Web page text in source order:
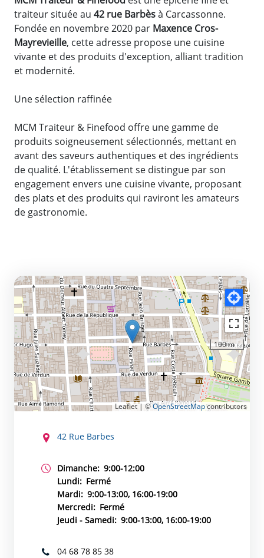
traiteur située au 42 rue Barbèsà Carcassonne.
Fondée en novembre 2020 par Maxence Cros-
Mayrevieille, cette adresse propose une cuisine
vivante et des produits d'exception, alliant tradition
et modernité.
Une sélection raffinée
MCM Traiteur & Finefood offre une gamme de
produits soigneusement sélectionnés, mettant en
avant des saveurs authentiques et des ingrédients
de qualité. L'établissement se distingue par son
engagement envers une cuisine vivante, proposant
des plats et des produits qui raviront les amateurs
de gastronomie.
100 m
Leaflet | ©OpenStreetMapcontributors
42 Rue Barbes
Dimanche: 9:00-12:00
Lundi: Fermé
Mardi: 9:00-13:00, 16:00-19:00
Mercredi: Fermé
Jeudi - Samedi: 9:00-13:00, 16:00-19:00
04 68 78 85 38